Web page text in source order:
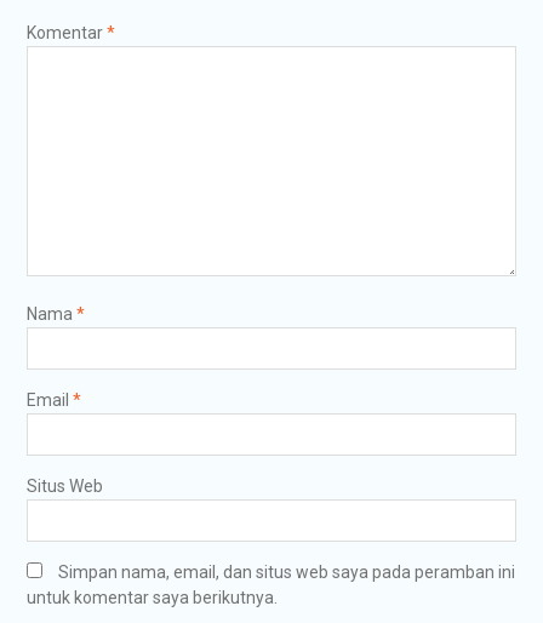
Komentar*
Nama *
Email *
Situs Web
Simpan nama, email, dan situs web saya pada peramban ini
untuk komentar saya berikutnya.